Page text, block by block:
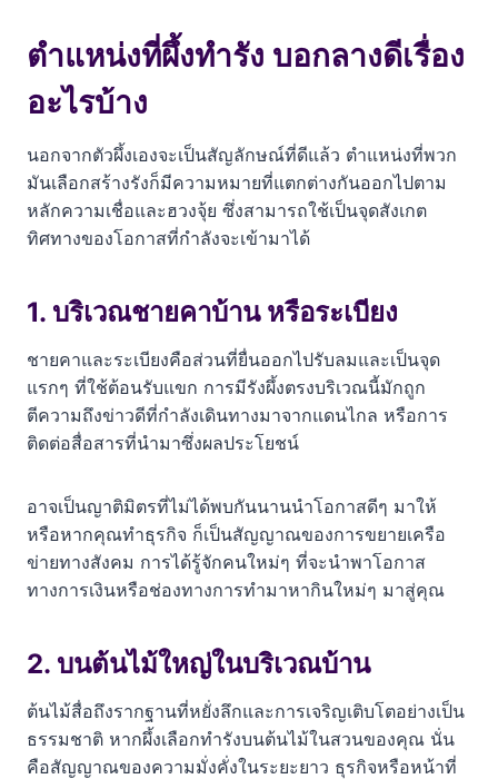
ตำแหน่งที่ผึ้งทำรัง บอกลางดีเรื่อง
อะไรบ้าง
นอกจากตัวผึ้งเองจะเป็นสัญลักษณ์ที่ดีแล้ว ตำแหน่งที่พวก
มันเลือกสร้างรังก็มีความหมายที่แตกต่างกันออกไปตาม
หลักความเชื่อและฮวงจุ้ย ซึ่งสามารถใช้เป็นจุดสังเกต
ทิศทางของโอกาสที่กำลังจะเข้ามาได้
1. บริเวณชายคาบ้าน หรือระเบียง
ชายคาและระเบียงคือส่วนที่ยื่นออกไปรับลมและเป็นจุด
แรกๆ ที่ใช้ต้อนรับแขก การมีรังผึ้งตรงบริเวณนี้มักถูก
ตีความถึงข่าวดีที่กำลังเดินทางมาจากแดนไกล หรือการ
ติดต่อสื่อสารที่นำมาซึ่งผลประโยชน์
อาจเป็นญาติมิตรที่ไม่ได้พบกันนานนำโอกาสดีๆ มาให้
หรือหากคุณทำธุรกิจ ก็เป็นสัญญาณของการขยายเครือ
ข่ายทางสังคม การได้รู้จักคนใหม่ๆ ที่จะนำพาโอกาส
ทางการเงินหรือช่องทางการทำมาหากินใหม่ๆ มาสู่คุณ
2. บนต้นไม้ใหญ่ในบริเวณบ้าน
ต้นไม้สื่อถึงรากฐานที่หยั่งลึกและการเจริญเติบโตอย่างเป็น
ธรรมชาติ หากผึ้งเลือกทำรังบนต้นไม้ในสวนของคุณ นั่น
คือสัญญาณของความมั่งคั่งในระยะยาว ธุรกิจหรือหน้าที่